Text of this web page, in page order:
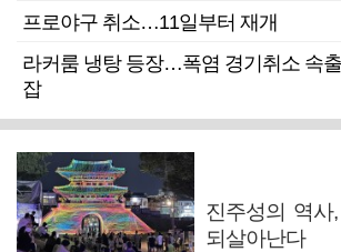
프로야구 취소…11일부터 재개
라커룸 냉탕 등장…폭염 경기취소 속
잡
진주성의 역사
되살아난다